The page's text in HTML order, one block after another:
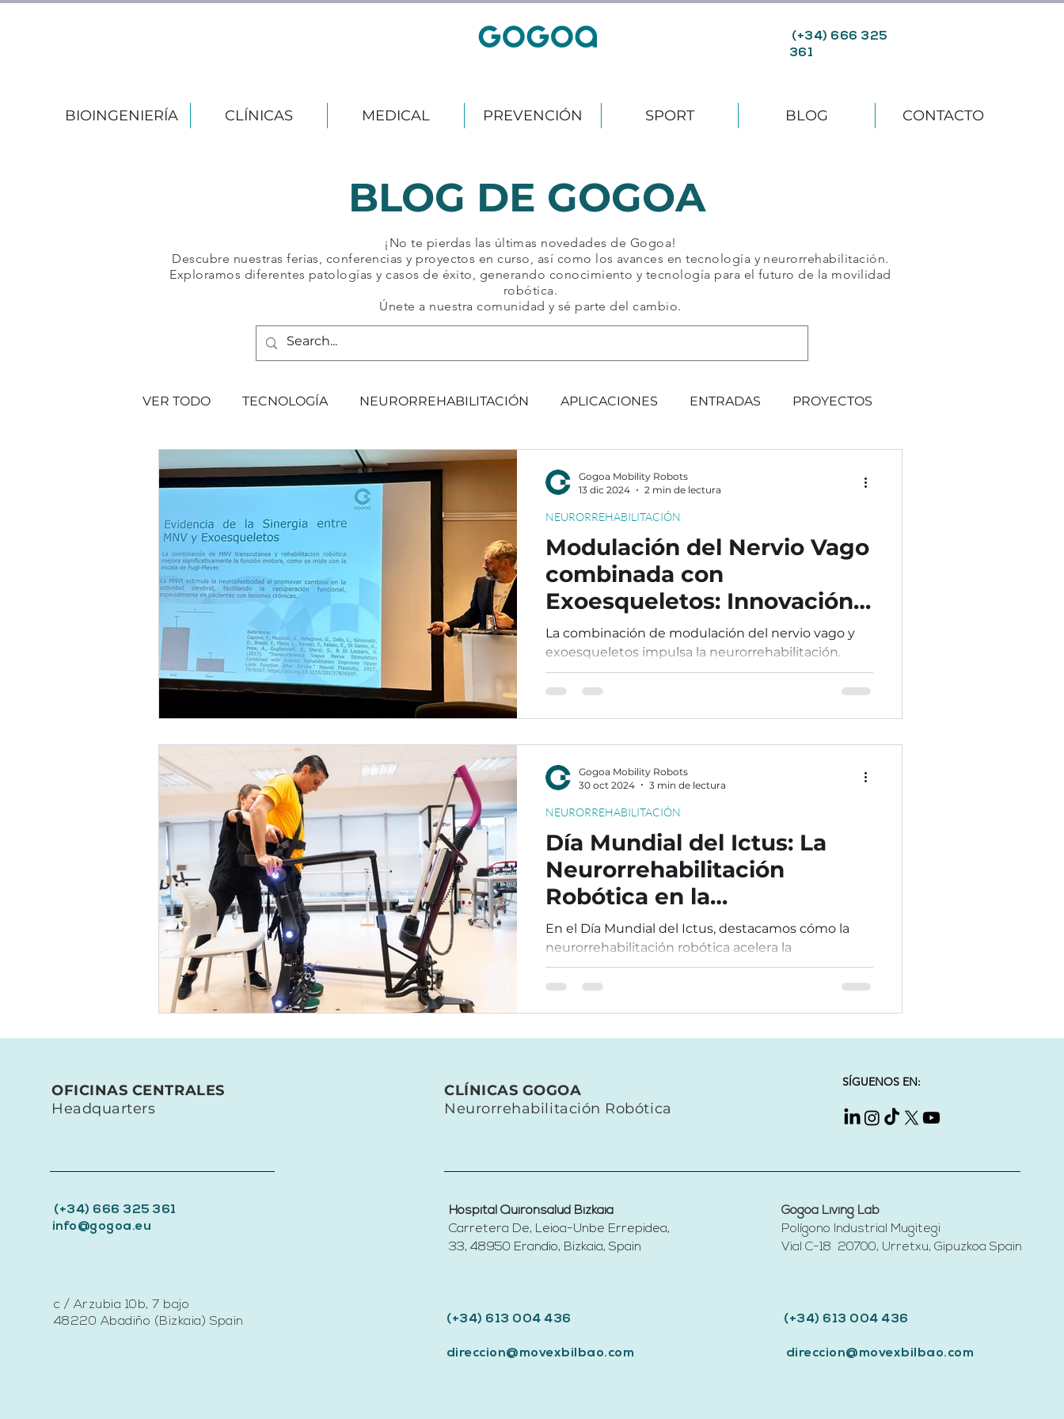
(+34) 666 325
361
BIOINGENIERÍA CLÍNICAS MEDICAL PREVENCIÓN SPORT BLOG CONTACTO
BLOG DE GOGOA
¡No te pierdas las últimas novedades de Gogoa!
Descubre nuestras ferias, conferencias y proyectos en curso, así como los avances en tecnología y neurorrehabilitación.
Exploramos diferentes patologías y casos de éxito, generando conocimiento y tecnología para el futuro de la movilidad
robótica.
Únete a nuestra comunidad y sé parte del cambio.
VER TODO TECNOLOGÍA NEURORREHABILITACIÓN APLICACIONES ENTRADAS PROYECTOS
EVENTOS
Modulación del Nervio Vago
combinada con
Exoesqueletos: Innovación
en Neurorrehabilitación
La combinación de modulación del nervio vago y
exoesqueletos impulsa la neurorrehabilitación.
NEURORREHABILITACIÓN
Gogoa Mobility Robots
13 dic 2024
2 min de lectura
Día Mundial del Ictus: La
Neurorrehabilitación
Robótica en la
Recuperación
En el Día Mundial del Ictus, destacamos cómo la
neurorrehabilitación robótica acelera la
recuperación y calidad de vida tras un ACV.
NEURORREHABILITACIÓN
Gogoa Mobility Robots
30 oct 2024
3 min de lectura
OFICINAS CENTRALES
Headquarters
(+34) 666 325 361
info@gogoa.eu
c / Arzubia 10b, 7 bajo
48220 Abadiño (Bizkaia) Spain
CLÍNICAS GOGOA
Neurorrehabilitación Robótica
SÍGUENOS EN:
Hospital Quirónsalud Bizkaia
Carretera De, Leioa-Unbe Errepidea,
33, 48950 Erandio, Bizkaia, Spain​
(+34) 613 004 436
direccion@movexbilbao.com
Gogoa Living Lab
Polígono Industrial Mugitegi
Vial C-18 20700, Urretxu, Gipuzkoa Spain​
(+34) 613 004 436
direccion@movexbilbao.com